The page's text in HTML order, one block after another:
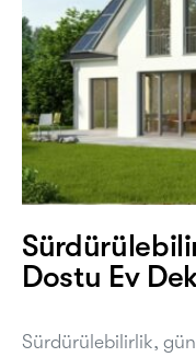
Dostu Ev
Sürdürülebilirlik,